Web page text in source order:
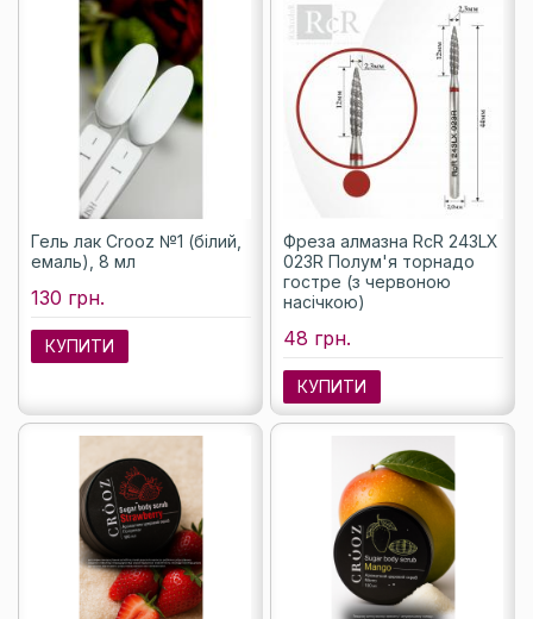
Гель лак Crooz №1 (білий,
емаль), 8 мл
130 грн.
КУПИТИ
Фреза алмазна RcR 243LX
023R Полум'я торнадо
гостре (з червоною
насічкою)
48 грн.
КУПИТИ